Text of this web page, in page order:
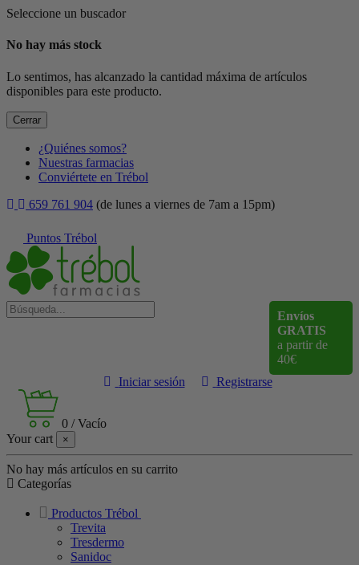
Seleccione un buscador
No hay más stock
Lo sentimos, has alcanzado la cantidad máxima de artículos
disponibles para este producto.
Cerrar
¿Quiénes somos?
Nuestras farmacias
Conviértete en Trébol
659 761 904 (de lunes a viernes de 7am a 15pm)
Puntos Trébol
Envíos
GRATIS
a partir de
40€
Iniciar sesión
Registrarse
0 /Vacío
Your cart
×
No hay más artículos en su carrito
Categorías
Productos Trébol
Trevita
Tresdermo
Sanidoc